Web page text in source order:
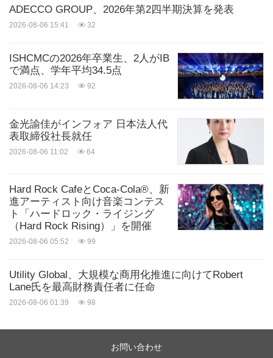
キーワード:銀行/金融サービス
コンピュータ/エレクトロ
ニクス
シェアする:
ADECCO GROUP、2026年第2四半期決算を発表
2026-08-06 15:41 32
ISHCMCの2026年卒業生、2人がIB
で満点、学年平均34.5点
2026-08-06 14:23 92
金光諭佳がインフォア 日本法人代
表取締役社長就任
2026-08-06 11:02 64
Hard Rock CafeとCoca-Cola®、新
進アーティスト向け音楽コンテス
ト「ハードロック・ライジング
（Hard Rock Rising）」を開催
2026-08-06 05:52 99
Utility Global、大規模な商用化推進に向けてRobert
Lane氏を最高財務責任者に任命
2026-08-06 01:39 98
お問い合わせ